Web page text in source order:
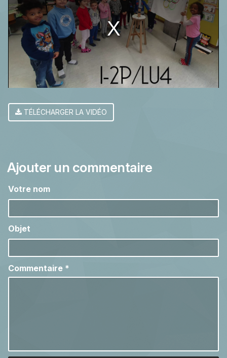
modal
window.
TÉLÉCHARGER LA VIDÉO
Ajouter un commentaire
Votre nom
Objet
Commentaire *